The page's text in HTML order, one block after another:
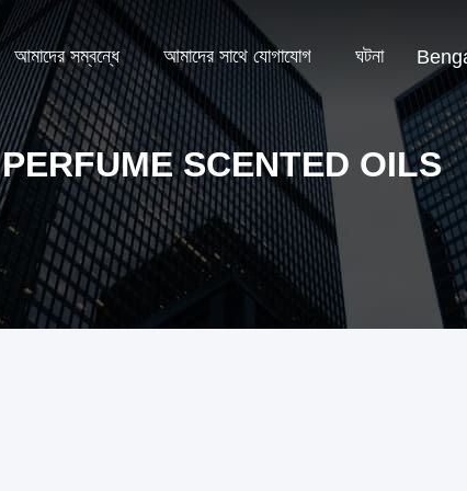
আমাদের সম্বন্ধে আমাদের সাথে যোগাযোগ ঘটনা
PERFUME SCENTED OILS